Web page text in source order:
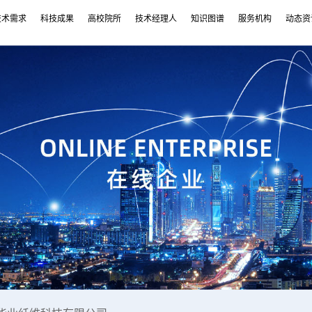
术需求 科技成果 高校院所 技术经理人 知识图谱 服务机构 动态